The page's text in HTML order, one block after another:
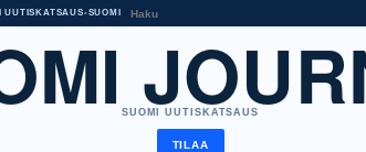
UUTISKATSAUS•SUOMI
SUOMI UUTISKATSAUS
TILAA